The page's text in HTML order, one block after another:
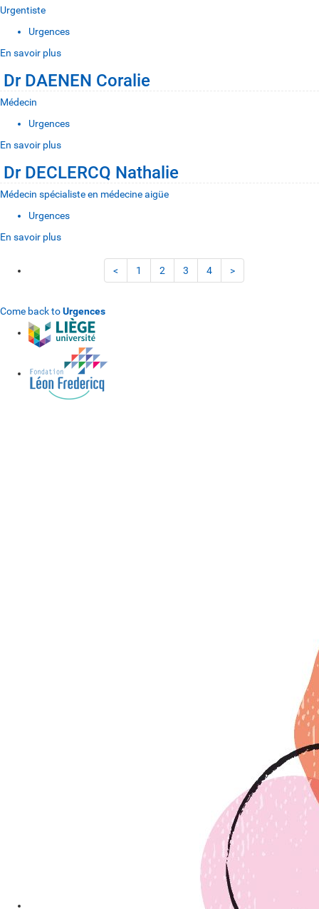
Urgentiste
Urgences
En savoir plus
Dr DAENEN Coralie
Médecin
Urgences
En savoir plus
Dr DECLERCQ Nathalie
Médecin spécialiste en médecine aigüe
Urgences
En savoir plus
< 1 2 3 4 >
Come back toUrgences